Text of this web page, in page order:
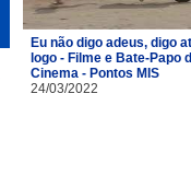
Eu não digo adeus, digo
logo - Filme e Bate-Papo
Cinema - Pontos MIS
24/03/2022